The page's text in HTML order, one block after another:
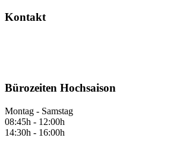
Kontakt
Bürozeiten Hochsaison
Montag - Samstag
08:45h - 12:00h
14:30h - 16:00h